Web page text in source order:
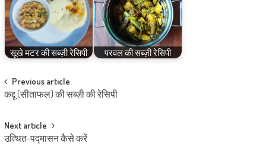
सूखे मटर की सब्ज़ी रेसिपी परवल की सब्ज़ी रेसिपी
Post
navigation
Previous article
कद्दू (सीताफल) की सब्ज़ी की रेसिपी
Next article
उत्थित-पद्मासन कैसे करें